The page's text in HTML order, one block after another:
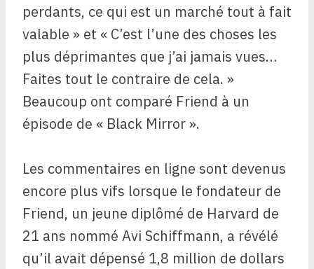
perdants, ce qui est un marché tout à fait
valable » et « C’est l’une des choses les
plus déprimantes que j’ai jamais vues…
Faites tout le contraire de cela. »
Beaucoup ont comparé Friend à un
épisode de « Black Mirror ».
Les commentaires en ligne sont devenus
encore plus vifs lorsque le fondateur de
Friend, un jeune diplômé de Harvard de
21 ans nommé Avi Schiffmann, a révélé
qu’il avait dépensé 1,8 million de dollars